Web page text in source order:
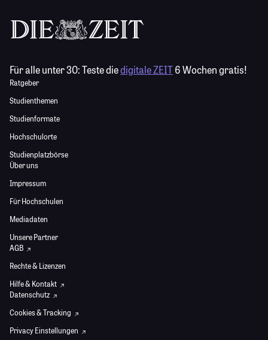
Für alle unter 30:Teste diedigitale ZEIT6 Wochen gratis!
Ratgeber
Studienthemen
Studienformate
Hochschulorte
Studienplatzbörse
Über uns
Impressum
Für Hochschulen
Mediadaten
Unsere Partner
AGB
Rechte & Lizenzen
Hilfe & Kontakt
Datenschutz
Cookies & Tracking
Privacy Einstellungen